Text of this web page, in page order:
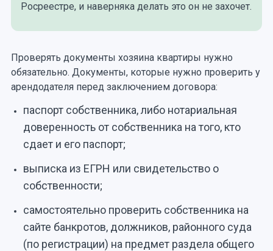
Росреестре, и наверняка делать это он не захочет.
Проверять документы хозяина квартиры нужно
обязательно. Документы, которые нужно проверить у
арендодателя перед заключением договора:
паспорт собственника, либо нотариальная
доверенность от собственника на того, кто
сдает и его паспорт;
выписка из ЕГРН или свидетельство о
собственности;
самостоятельно проверить собственника на
сайте банкротов, должников, районного суда
(по регистрации) на предмет раздела общего